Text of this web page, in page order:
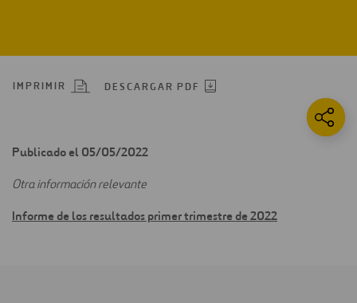
IMPRIMIR DESCARGAR PDF
Publicado el 05/05/2022
Otra información relevante
Informe de los resultados primer trimestre de 2022